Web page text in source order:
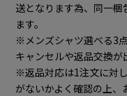
送となります為、同一
ます。
※メンズシャツ選べる3
キャンセルや返品交換が
※返品対応は1注文に対
がないかよく確認の上、